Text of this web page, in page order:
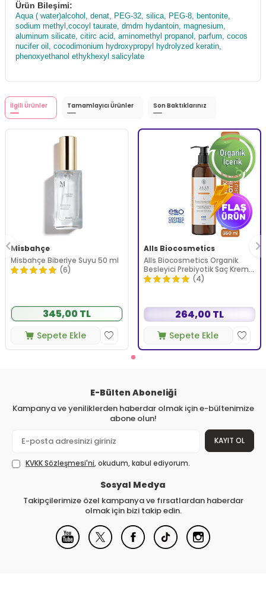
Ürün Bileşimi:
Aqua ( water)alcohol, denat, PEG-32, silica, PEG-8, bentonite,
sodium methyl,cocoyl taurate, dmdm hydantoin, magnesium,
aluminum silicate, citirc acid, aminomethyl propanol, parfum, cocos
nucifer oil, cocodimonium hydroxypropyl hydrolyzed keratin,
phenoxyethanol ethykhexyl salicylate
İlgili Ürünler Tamamlayıcı Ürünler Son Baktıklarınız
Misbahçe
Misbahçe Biberiye Suyu 50 ml
(6)
345,00 TL
Sepete Ekle
Alls Biocosmetics
Alls Biocosmetics Organik
Besleyici Prebiyotik Saç Kremi
350 ml
(4)
264,00 TL
Sepete Ekle
E-Bülten Aboneliği
Kampanya ve yeniliklerden haberdar olmak için e-bültenimize
abone olun!
KAYIT OL
KVKK Sözleşmesi'ni, okudum, kabul ediyorum.
Sosyal Medya
Takipçilerimize özel kampanya ve fırsatlardan haberdar
olmak için bizi takip edin.